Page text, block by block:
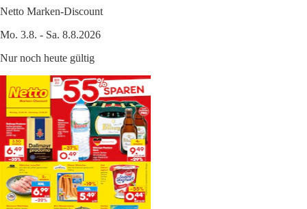
Netto Marken-Discount
Mo. 3.8. - Sa. 8.8.2026
Nur noch heute gültig